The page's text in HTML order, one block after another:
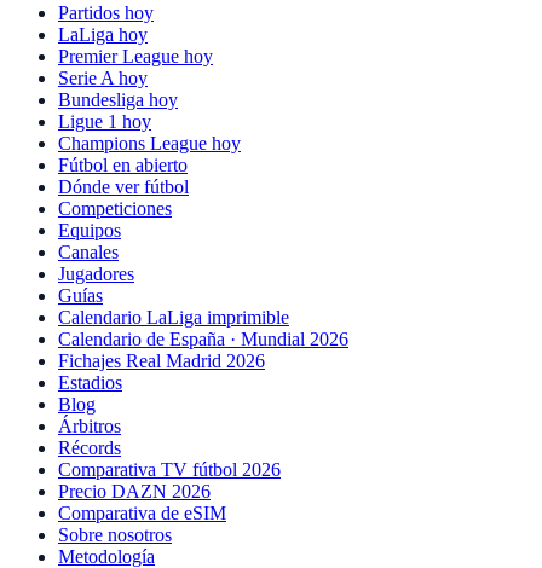
Partidos hoy
LaLiga hoy
Premier League hoy
Serie A hoy
Bundesliga hoy
Ligue 1 hoy
Champions League hoy
Fútbol en abierto
Dónde ver fútbol
Competiciones
Equipos
Canales
Jugadores
Guías
Calendario LaLiga imprimible
Calendario de España · Mundial 2026
Fichajes Real Madrid 2026
Estadios
Blog
Árbitros
Récords
Comparativa TV fútbol 2026
Precio DAZN 2026
Comparativa de eSIM
Sobre nosotros
Metodología